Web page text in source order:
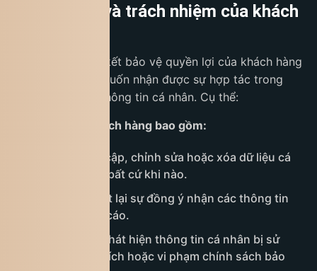
7. Quyền lợi và trách nhiệm của khách
King Coffee cam kết bảo vệ quyền lợi của khách hàng
đồng thời mong muốn nhận được sự hợp tác trong
việc giữ an toàn thông tin cá nhân. Cụ thể:
Quyền lợi của khách hàng bao gồm:
Có quyền truy cập, chỉnh sửa hoặc xóa dữ liệu cá
nhân của mình bất cứ khi nào.
Từ chối hoặc rút lại sự đồng ý nhận các thông tin
tiếp thị, quảng cáo.
Khiếu nại nếu phát hiện thông tin cá nhân bị sử
dụng sai mục đích hoặc vi phạm chính sách bảo